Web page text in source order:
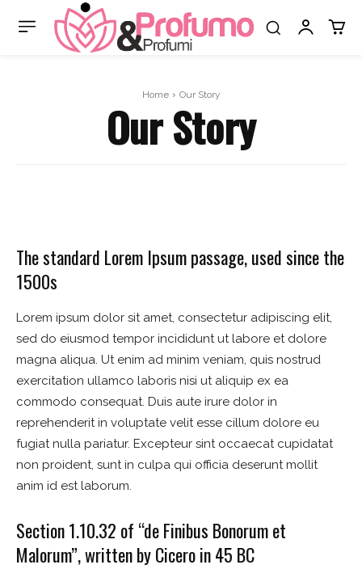
Home Our Story
Our Story
The standard Lorem Ipsum passage, used since the
1500s
Lorem ipsum dolor sit amet, consectetur adipiscing elit,
sed do eiusmod tempor incididunt ut labore et dolore
magna aliqua. Ut enim ad minim veniam, quis nostrud
exercitation ullamco laboris nisi ut aliquip ex ea
commodo consequat. Duis aute irure dolor in
reprehenderit in voluptate velit esse cillum dolore eu
fugiat nulla pariatur. Excepteur sint occaecat cupidatat
non proident, sunt in culpa qui officia deserunt mollit
anim id est laborum.
Section 1.10.32 of “de Finibus Bonorum et
Malorum”, written by Cicero in 45 BC